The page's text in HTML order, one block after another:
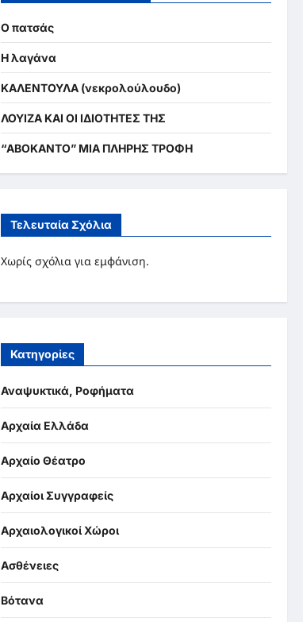
Ο πατσάς
Η λαγάνα
ΚΑΛΕΝΤΟΥΛΑ (νεκρολούλουδο)
ΛΟΥΙΖΑ ΚΑΙ ΟΙ ΙΔΙΟΤΗΤΕΣ ΤΗΣ
“ΑΒΟΚΑΝΤΟ” ΜΙΑ ΠΛΗΡΗΣ ΤΡΟΦΗ
Τελευταία Σχόλια
Χωρίς σχόλια για εμφάνιση.
Κατηγορίες
Αναψυκτικά, Ροφήματα
Αρχαία Ελλάδα
Αρχαίο Θέατρο
Αρχαίοι Συγγραφείς
Αρχαιολογικοί Χώροι
Ασθένειες
Βότανα